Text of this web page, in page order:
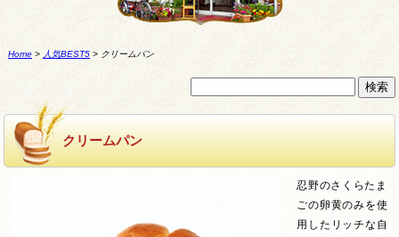
Home> 人気BEST5> クリームパン
クリームパン
忍野のさくらたま
ごの卵黄のみを使
用したリッチな自